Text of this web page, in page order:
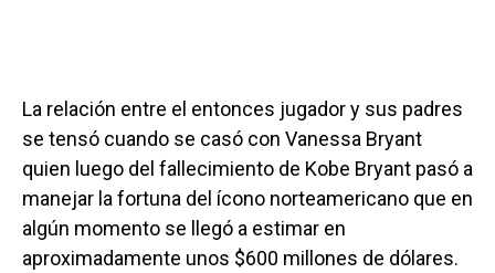
La relación entre el entonces jugador y sus padres
se tensó cuando se casó con Vanessa Bryant
quien luego del fallecimiento de Kobe Bryant pasó a
manejar la fortuna del ícono norteamericano que en
algún momento se llegó a estimar en
aproximadamente unos $600 millones de dólares.